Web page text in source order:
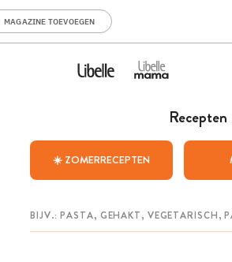
MAGAZINE TOEVOEGEN
Recepten
☀️ ZOMERRECEPTEN